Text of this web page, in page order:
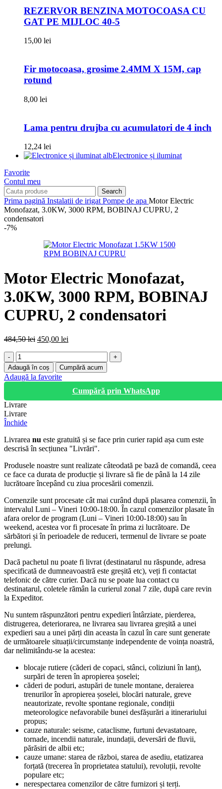
REZERVOR BENZINA MOTOCOASA CU
GAT PE MIJLOC 40-5
15,00 lei
Fir motocoasa, grosime 2.4MM X 15M, cap
rotund
8,00 lei
Lama pentru drujba cu acumulatori de 4 inch
12,24 lei
Electronice și iluminat
Favorite
Contul meu
Search
Prima pagină Instalatii de irigat Pompe de apa Motor Electric
Monofazat, 3.0KW, 3000 RPM, BOBINAJ CUPRU, 2
condensatori
-7%
Motor Electric Monofazat,
3.0KW, 3000 RPM, BOBINAJ
CUPRU, 2 condensatori
484,50lei Prețul
fost:
484,50 lei.
450,00 lei
450,00 lei.
Cantitate
Motor
Electric
Monofazat,
3000
RPM,
BOBINAJ
CUPRU,
condensatori
Adaugă în coș Cumpără acum
Adaugă la favorite
Cumpără prin WhatsApp
Livrare
Livrare
Închide
Livrarea nu este gratuită și se face prin curier rapid așa cum este
descrisă în secțiunea "Livrări".
Produsele noastre sunt realizate câteodată pe bază de comandă, ceea
ce face ca durata de producție și livrare să fie de până la 14 zile
lucrătoare începând cu ziua procesării comenzii.
Comenzile sunt procesate cât mai curând după plasarea comenzii, în
intervalul Luni – Vineri 10:00-18:00. În cazul comenzilor plasate în
afara orelor de program (Luni – Vineri 10:00-18:00) sau în
weekend, acestea vor fi procesate în prima zi lucrătoare. De
sărbători și în perioadele de reduceri, termenul de livrare se poate
prelungi.
Dacă pachetul nu poate fi livrat (destinatarul nu răspunde, adresa
specificată de dumneavoastră este greșită etc), veți fi contactat
telefonic de către curier. Dacă nu se poate lua contact cu
destinatarul, coletele rămân la curierul zonal 7 zile, după care revin
la Expeditor.
Nu suntem răspunzători pentru expedieri întârziate, pierderea,
distrugerea, deteriorarea, ne livrarea sau livrarea greșită a unei
expedieri sau a unei părți din aceasta în cazul în care sunt generate
de următoarele situații/circumstanțe independente de voința noastră,
dar nelimitându-se la acestea:
blocaje rutiere (căderi de copaci, stânci, coliziuni în lanț),
surpări de teren în apropierea șoselei;
căderi de poduri, astupări de tunele montane, deraierea
trenurilor în apropierea șoselei, blocări naturale, greve
neautorizate, revolte spontane regionale, condiții
meteorologice nefavorabile bunei desfășurări a itinerariului
propus;
cauze naturale: seisme, cataclisme, furtuni devastatoare,
tornade, incendii naturale, inundații, deversări de fluvii,
părăsiri de albii etc;
cauze umane: starea de război, starea de asediu, etatizarea
forțată (trecerea în proprietatea statului), revoluții, revolte
populare etc;
nerespectarea comenzilor de către furnizori și terți.